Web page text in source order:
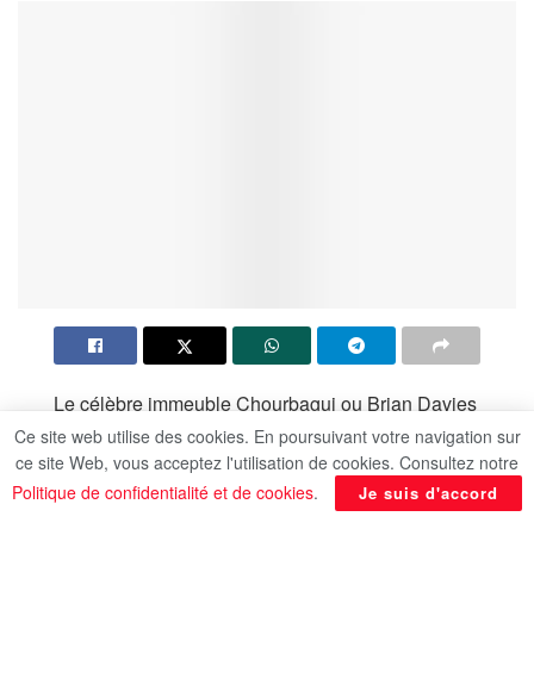
Le célèbre immeuble Chourbagui ou Brian Davies
est l’un des biens patrimoniaux les plus célèbres
du centre-ville, connu sous le nom de “Red
Building” ou l’immeuble rouge en raison de sa
Ce site web utilise des cookies. En poursuivant votre navigation sur
ce site Web, vous acceptez l'utilisation de cookies. Consultez notre
Politique de confidentialité et de cookies. Je suis d'accord